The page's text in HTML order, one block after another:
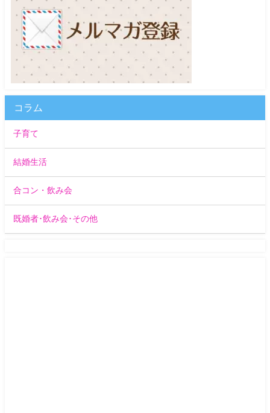
コラム
子育て
結婚生活
合コン・飲み会
既婚者･飲み会･その他